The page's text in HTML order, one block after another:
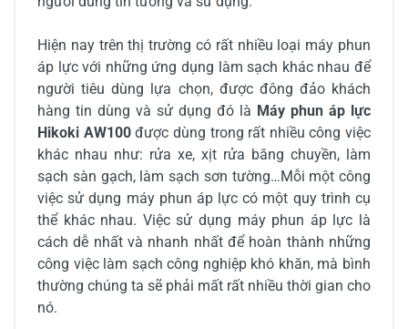
Hiện nay trên thị trường có rất nhiều loại máy phun
áp lực với những ứng dụng làm sạch khác nhau để
người tiêu dùng lựa chọn, được đông đảo khách
hàng tin dùng và sử dụng đó là Máy phun áp lực
Hikoki AW100được dùng trong rất nhiều công việc
khác nhau như: rửa xe, xịt rửa băng chuyền, làm
sạch sàn gạch, làm sạch sơn tường…Mỗi một công
việc sử dụng máy phun áp lực có một quy trình cụ
thể khác nhau. Việc sử dụng máy phun áp lực là
cách dễ nhất và nhanh nhất để hoàn thành những
công việc làm sạch công nghiệp khó khăn, mà bình
thường chúng ta sẽ phải mất rất nhiều thời gian cho
nó.